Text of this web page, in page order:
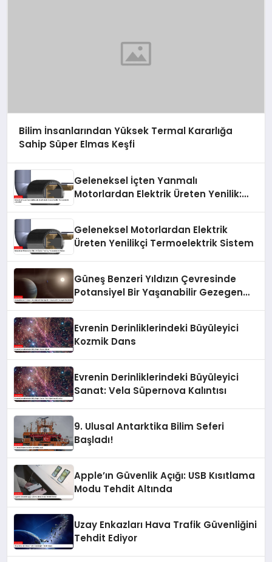
Bilim İnsanlarından Yüksek Termal Kararlığa
Sahip Süper Elmas Keşfi
Geleneksel İçten Yanmalı
Motorlardan Elektrik Üreten Yenilik:
Geleneksel Motorlardan Elektrik
Üreten Yenilikçi Termoelektrik Sistem
Güneş Benzeri Yıldızın Çevresinde
Potansiyel Bir Yaşanabilir Gezegen
Evrenin Derinliklerindeki Büyüleyici
Kozmik Dans
Evrenin Derinliklerindeki Büyüleyici
Sanat: Vela Süpernova Kalıntısı
9. Ulusal Antarktika Bilim Seferi
Başladı!
Apple’ın Güvenlik Açığı: USB Kısıtlama
Modu Tehdit Altında
Uzay Enkazları Hava Trafik Güvenliğini
Tehdit Ediyor